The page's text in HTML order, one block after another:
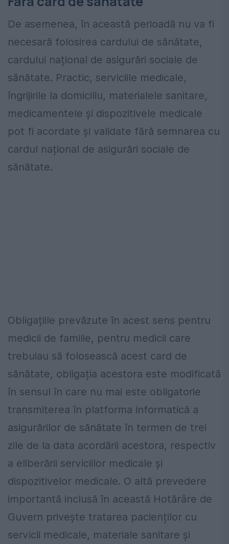
De asemenea, în această perioadă nu va fi
necesară folosirea cardului de sănătate,
cardului național de asigurări sociale de
sănătate. Practic, serviciile medicale,
îngrijirile la domiciliu, materialele sanitare,
medicamentele și dispozitivele medicale
pot fi acordate și validate fără semnarea cu
cardul național de asigurări sociale de
sănătate.
Obligațiile prevăzute în acest sens pentru
medicii de familie, pentru medicii care
trebuiau să folosească acest card de
sănătate, obligația acestora este modificată
în sensul în care nu mai este obligatorie
transmiterea în platforma informatică a
asigurărilor de sănătate în termen de trei
zile de la data acordării acestora, respectiv
a eliberării serviciilor medicale și
dispozitivelor medicale. O altă prevedere
importantă inclusă în această Hotărâre de
Guvern privește tratarea pacienților cu
servicii medicale, materiale sanitare și